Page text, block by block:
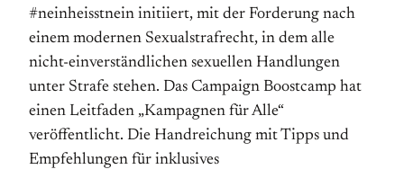
#neinheisstnein initiiert, mit der Forderung nach
einem modernen Sexualstrafrecht, in dem alle
nicht-einverständlichen sexuellen Handlungen
unter Strafe stehen. Das Campaign Boostcamp hat
einen Leitfaden „Kampagnen für Alle“
veröffentlicht. Die Handreichung mit Tipps und
Empfehlungen für inklusives